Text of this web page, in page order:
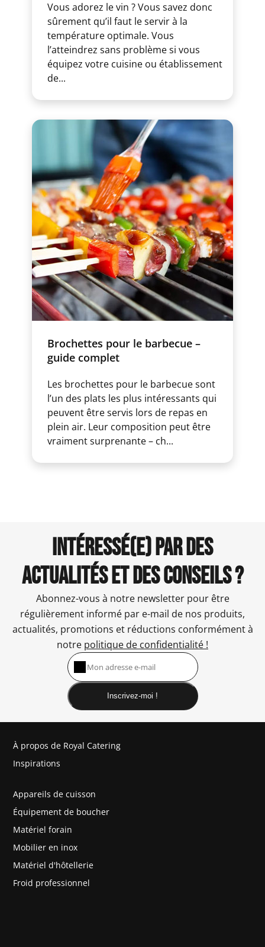
Vous adorez le vin ? Vous savez donc
sûrement qu’il faut le servir à la
température optimale. Vous
l’atteindrez sans problème si vous
équipez votre cuisine ou établissement
de...
Brochettes pour le barbecue –
guide complet
Les brochettes pour le barbecue sont
l’un des plats les plus intéressants qui
peuvent être servis lors de repas en
plein air. Leur composition peut être
vraiment surprenante – ch...
INTÉRESSÉ(E) PAR DES
ACTUALITÉS ET DES CONSEILS ?
Abonnez-vous à notre newsletter pour être
régulièrement informé par e-mail de nos produits,
actualités, promotions et réductions conformément à
notre politique de confidentialité !
Inscrivez-moi !
À propos de Royal Catering
Inspirations
Appareils de cuisson
Équipement de boucher
Matériel forain
Mobilier en inox
Matériel d'hôtellerie
Froid professionnel